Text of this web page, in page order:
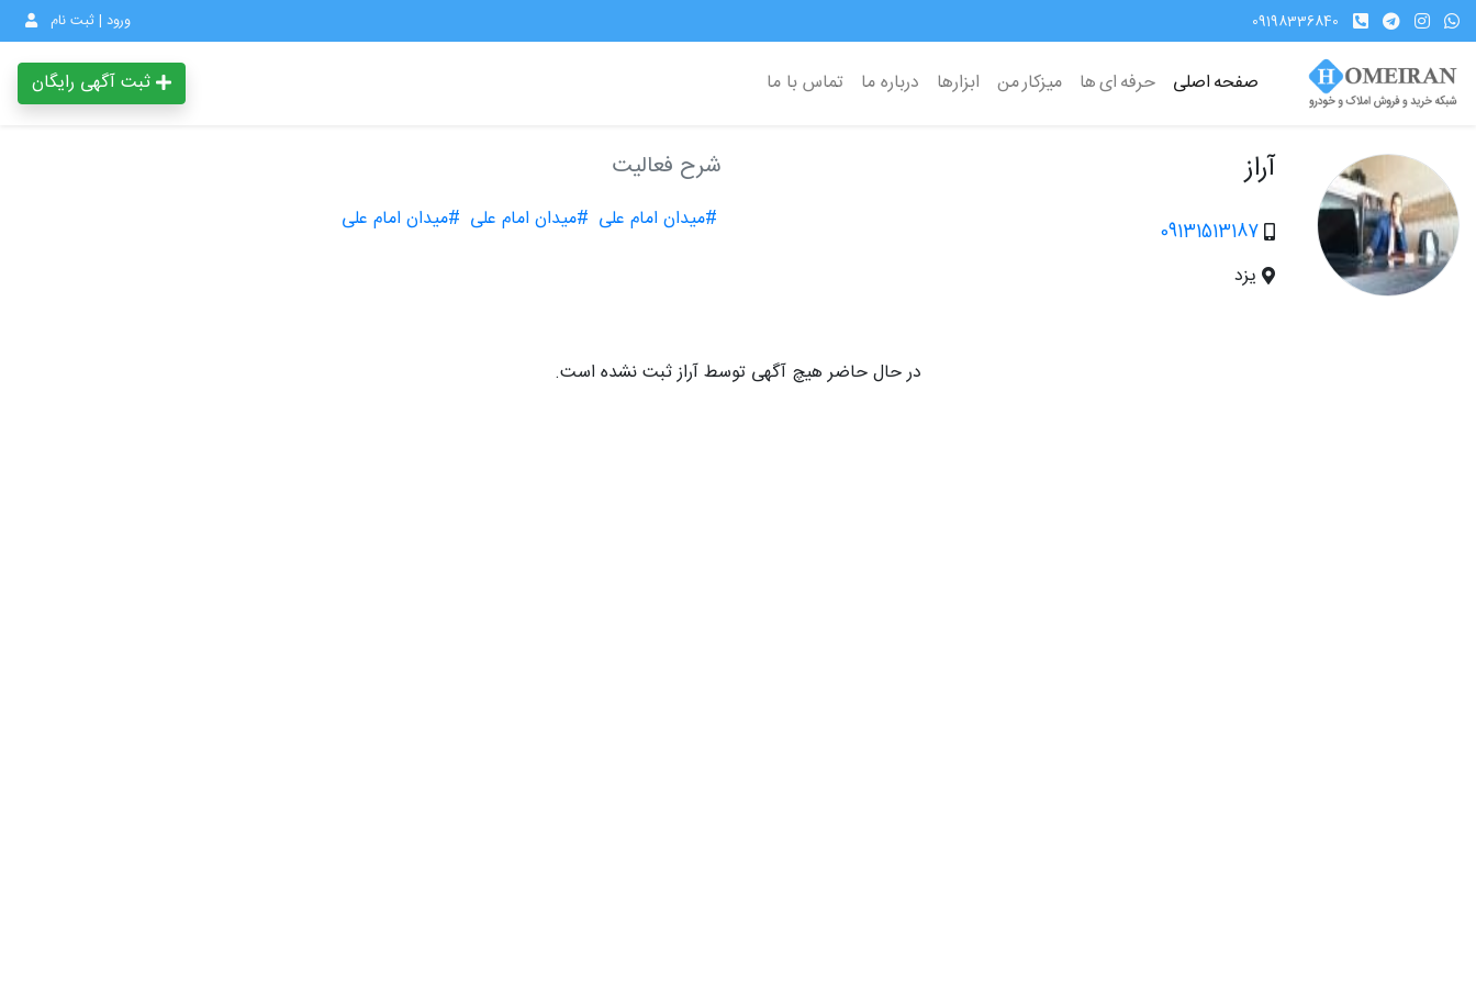
09198336840 ورود | ثبت نام
صفحه اصلی حرفه ای ها میزکار من ابزارها درباره ما تماس با ما ثبت آگهی رایگان
آراز
09131513187
یزد
شرح فعالیت
#میدان امام علی #میدان امام علی #میدان امام علی
در حال حاضر هیچ آگهی توسط آراز ثبت نشده است.